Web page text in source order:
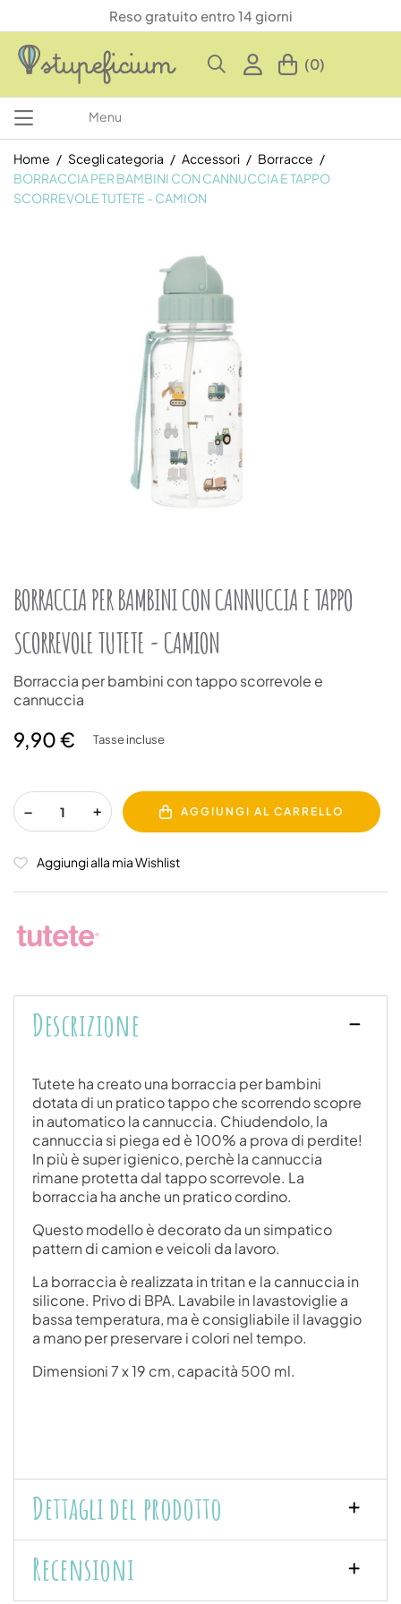
Reso gratuito entro 14 giorni
(0)
Menu
Home Scegli categoria Accessori
Borracce
BORRACCIA PER BAMBINI CON CANNUCCIA E TAPPO
SCORREVOLE TUTETE - CAMION
BORRACCIA PER BAMBINI CON CANNUCCIA E TAPPO
SCORREVOLE TUTETE - CAMION
Borraccia per bambini con tappo scorrevole e
cannuccia
9,90 € Tasse incluse
AGGIUNGI AL CARRELLO
Aggiungi alla mia Wishlist
Descrizione
Tutete ha creato una borraccia per bambini
dotata di un pratico tappo che scorrendo scopre
in automatico la cannuccia. Chiudendolo, la
cannuccia si piega ed è 100% a prova di perdite!
In più è super igienico, perchè la cannuccia
rimane protetta dal tappo scorrevole. La
borraccia ha anche un pratico cordino.
Questo modello è decorato da un simpatico
pattern di camion e veicoli da lavoro.
La borraccia è realizzata in tritan e la cannuccia in
silicone. Privo di BPA. Lavabile in lavastoviglie a
bassa temperatura, ma è consigliabile il lavaggio
a mano per preservare i colori nel tempo.
Dimensioni 7 x 19 cm, capacità 500 ml.
Dettagli del prodotto
Recensioni